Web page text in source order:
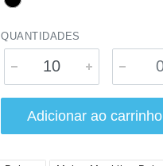
QUANTIDADES
Adicionar ao carrinho